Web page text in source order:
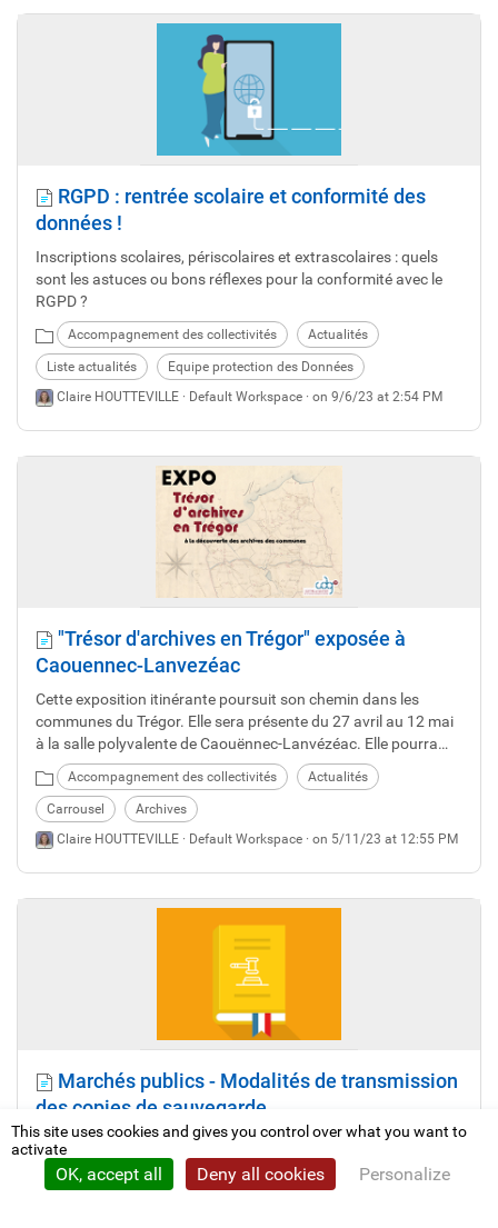
RGPD : rentrée scolaire et conformité des
données !
Inscriptions scolaires, périscolaires et extrascolaires : quels
sont les astuces ou bons réflexes pour la conformité avec le
RGPD ?
Accompagnement des collectivités Actualités
Liste actualités
Equipe protection des Données
Claire HOUTTEVILLE · Default Workspace · on 9/6/23 at 2:54 PM
"Trésor d'archives en Trégor" exposée à
Caouennec-Lanvezéac
Cette exposition itinérante poursuit son chemin dans les
communes du Trégor. Elle sera présente du 27 avril au 12 mai
à la salle polyvalente de Caouënnec-Lanvézéac. Elle pourra
ensuite être exposée dans les communes du territoire
intéressées. Alors, faîtes-nous connaître votre souhait.
Accompagnement des collectivités Actualités
Carrousel
Archives
Claire HOUTTEVILLE · Default Workspace · on 5/11/23 at 12:55 PM
Marchés publics - Modalités de transmission
des copies de sauvegarde
Pour transmettre une copie de sauvegarde électronique, les
caractéristiques techniques à respecter par les candidats
viennent d'être précisés dans l'arrêté du 14 avril 2023.
This site uses cookies and gives you control over what you want to
activate
OK, accept all Deny all cookies Personalize